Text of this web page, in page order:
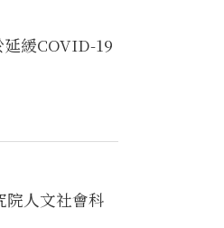
延緩COVID-19
院人文社會科